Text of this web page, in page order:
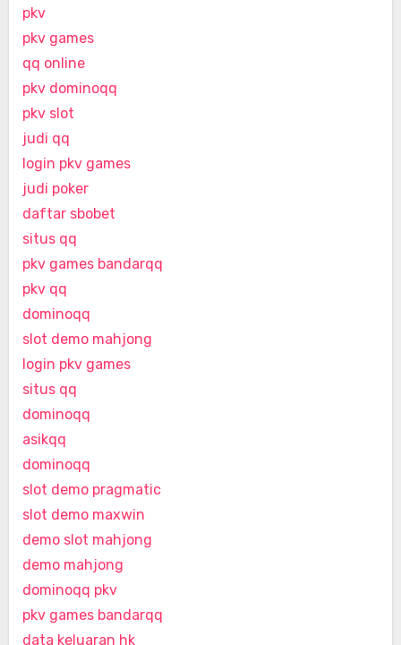
pkv
pkv games
qq online
pkv dominoqq
pkv slot
judi qq
login pkv games
judi poker
daftar sbobet
situs qq
pkv games bandarqq
pkv qq
dominoqq
slot demo mahjong
login pkv games
situs qq
dominoqq
asikqq
dominoqq
slot demo pragmatic
slot demo maxwin
demo slot mahjong
demo mahjong
dominoqq pkv
pkv games bandarqq
data keluaran hk